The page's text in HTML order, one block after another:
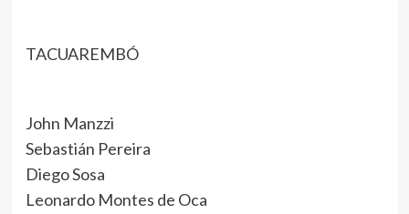
TACUAREMBÓ
John Manzzi
Sebastián Pereira
Diego Sosa
Leonardo Montes de Oca